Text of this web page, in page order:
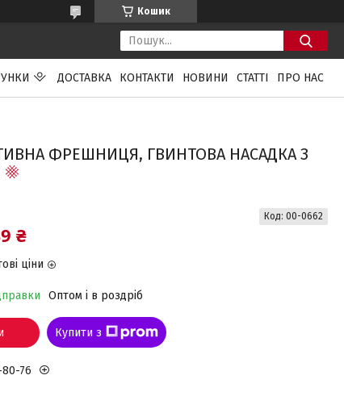
Кошик
ДОСТАВКА КОНТАКТИ НОВИНИ СТАТТІ ПРО НАС
ФРЕШНИЦЯ, ГВИНТОВА НАСАДКА З
₴
ціни
Оптом і в роздріб
Код: 00-0662
Купити з
80-76